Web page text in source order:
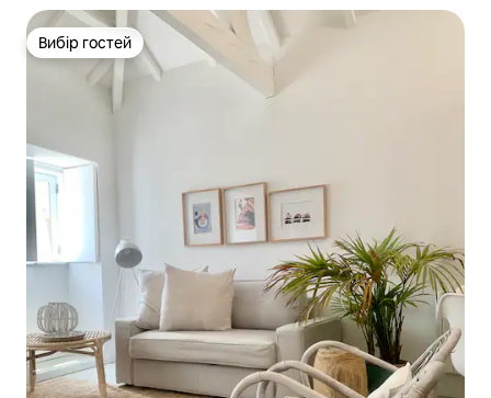
Вибір гостей
Вибір гостей